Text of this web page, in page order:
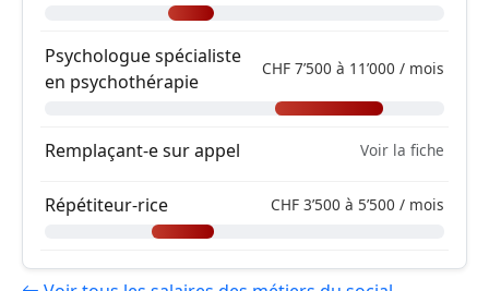
Psychologue spécialiste
en psychothérapie
CHF 7’500 à 11’000 / mois
Remplaçant-e sur appel Voir la fiche
Répétiteur-rice CHF 3’500 à 5’500 / mois